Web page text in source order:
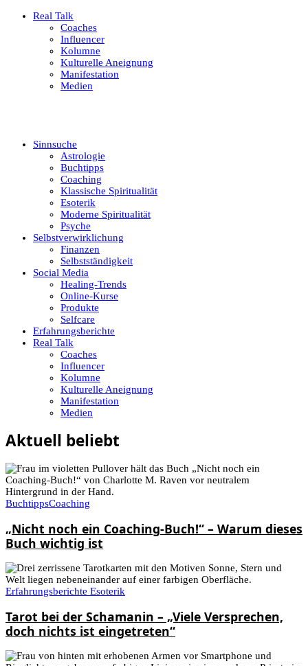
Real Talk
Coaches
Influencer
Kolumne
Kulturelle Aneignung
Manifestation
Medien
Sinnsuche
Astrologie
Buchtipps
Coaching
Klassische Spiritualität
Esoterik
Moderne Spiritualität
Psyche
Selbstverwirklichung
Finanzen
Selbstständigkeit
Social Media
Healing-Trends
Online-Kurse
Produkte
Selfcare
Erfahrungsberichte
Real Talk
Coaches
Influencer
Kolumne
Kulturelle Aneignung
Manifestation
Medien
Aktuell beliebt
BuchtippsCoaching
„Nicht noch ein Coaching-Buch!“ – Warum dieses
Buch wichtig ist
Erfahrungsberichte Esoterik
Tarot bei der Schamanin – „Viele Versprechen,
doch nichts ist eingetreten“